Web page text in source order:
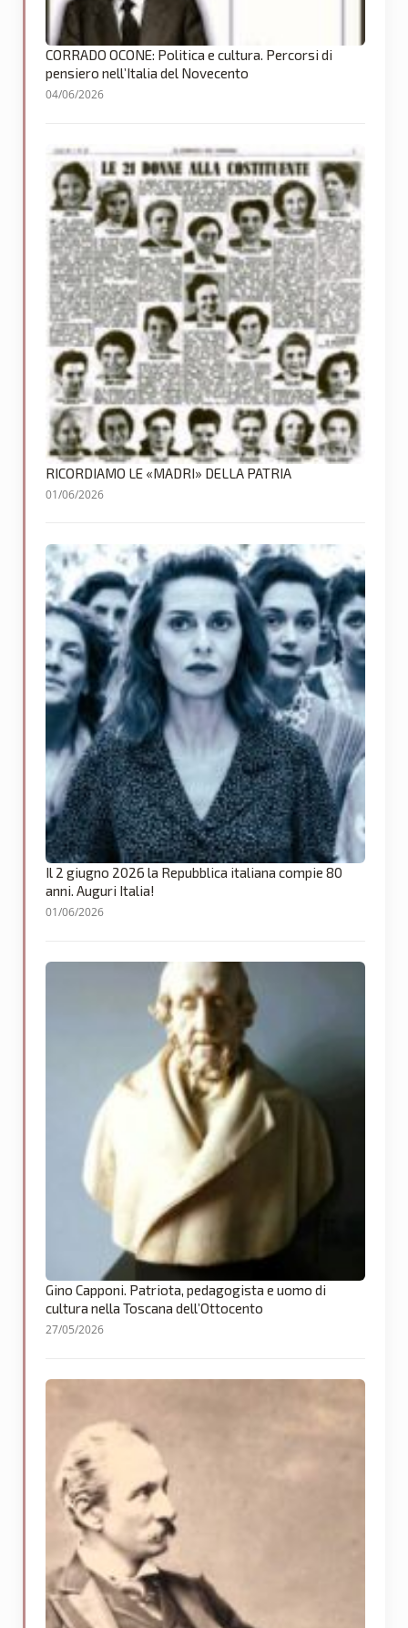
CORRADO OCONE: Politica e cultura. Percorsi di
pensiero nell’Italia del Novecento
04/06/2026
RICORDIAMO LE «MADRI» DELLA PATRIA
01/06/2026
Il 2 giugno 2026 la Repubblica italiana compie 80
anni. Auguri Italia!
01/06/2026
Gino Capponi. Patriota, pedagogista e uomo di
cultura nella Toscana dell’Ottocento
27/05/2026